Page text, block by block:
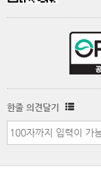
한줄 의견달기